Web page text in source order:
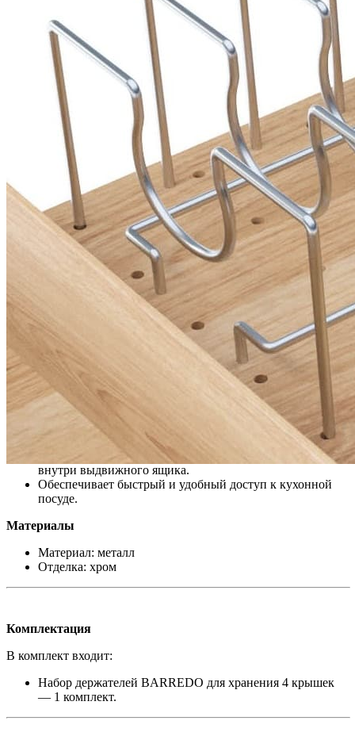
Набор держателей BARREDO предназначен для удобного
хранения крышек от кастрюль, сковородок и сотейников
внутри выдвижного ящика. Аксессуар используется
совместно с многофункциональной панелью и позволяет
организовать пространство таким образом, чтобы каждая
крышка находилась на своем месте и была всегда под рукой.
Конструкция подходит для крышек различных диаметров и
помогает избежать их соприкосновения между собой,
защищая поверхности от случайных повреждений. Благодаря
продуманной системе хранения обеспечивается быстрый
доступ к посуде и максимально эффективное использование
внутреннего объема ящика.
Держатели изготовлены из высококачественного металла с
хромированной отделкой. Такое исполнение обеспечивает
прочность конструкции, устойчивость к ежедневной
эксплуатации и современный внешний вид, который
гармонично сочетается с системами хранения премиального
Описание товара
Предназначен для хранения до четырех крышек
различных размеров.
Используется совместно с многофункциональной
панелью.
Подходит для крышек от кастрюль, сковородок и
Помогает рационально организовать пространство
внутри выдвижного ящика.
Обеспечивает быстрый и удобный доступ к кухонной
посуде.
Материалы
Материал: металл
Отделка: хром
Комплектация
В комплект входит:
Набор держателей BARREDO для хранения 4 крышек
— 1 комплект.